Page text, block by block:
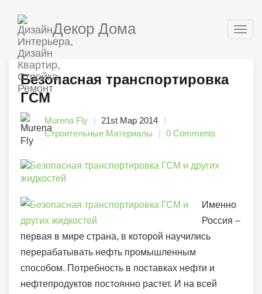
Декор Дома
Безопасная транспортировка
ГСМ
Murena Fly
21st Мар 2014
Строительные Материалы
0 Comments
Именно
Россия –
первая в мире страна, в которой научились
перерабатывать нефть промышленным
способом. Потребность в поставках нефти и
нефтепродуктов постоянно растет. И на всей